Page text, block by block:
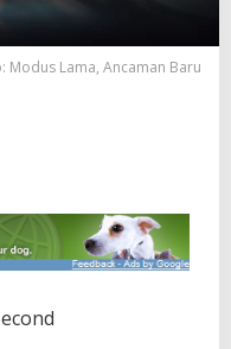
Modus Lama, Ancaman Baru